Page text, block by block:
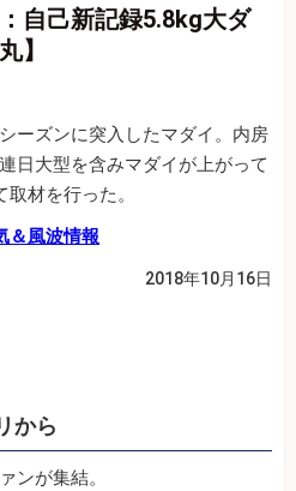
自己新記録5.8kg大ダ
】
ーズンに突入したマダイ。内房
日大型を含みマダイが上がって
取材を行った。
＆風波情報
2018年10月16日
から
ンが集結。